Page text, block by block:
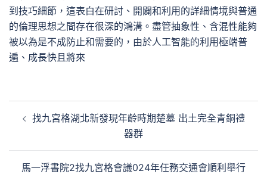
到技巧細節，這表白在研討、開闢和利用的詳細情境與普通
的倫理思想之間存在很深的鴻溝。盡管抽象性、含混性能夠
被以為是不成防止和需要的，由於人工智能的利用極端普
遍、成長快且將來
找九宮格湖北新發現年齡時期楚墓 出土完全青銅禮
器群
馬一浮書院2找九宮格會議024年任務交通會順利舉行